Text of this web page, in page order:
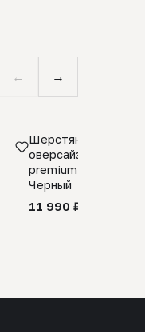
← →
Шерстяной свитер
оверсайз 100%
premium merino
Черный
11 990 ₽